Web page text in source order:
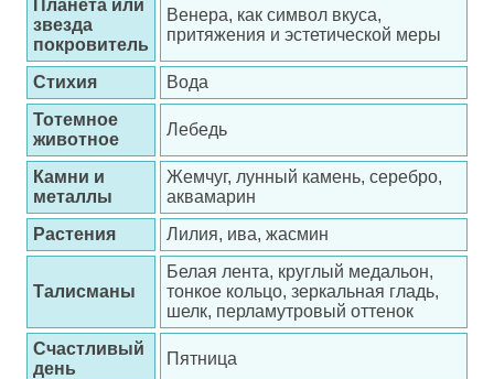
Планета или
звезда
покровитель
Венера, как символ вкуса,
притяжения и эстетической меры
Стихия
Вода
Тотемное
животное
Лебедь
Камни и
металлы
Жемчуг, лунный камень, серебро,
аквамарин
Растения
Лилия, ива, жасмин
Талисманы
Белая лента, круглый медальон,
тонкое кольцо, зеркальная гладь,
шелк, перламутровый оттенок
Счастливый
день
Пятница